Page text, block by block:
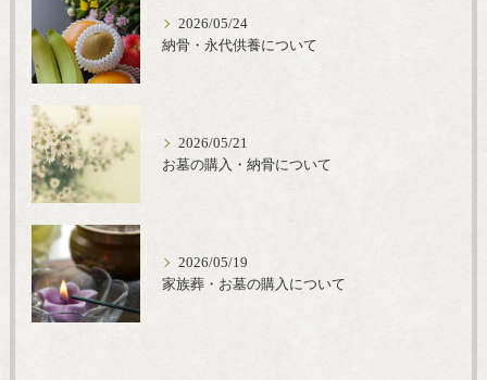
2026/05/24
納骨・永代供養について
2026/05/21
お墓の購入・納骨について
2026/05/19
家族葬・お墓の購入について